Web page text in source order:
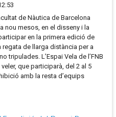
de Nàutica de Barcelona
nou mesos, en el disseny i la
en la primera edició de
regata de llarga distància per a
tripulades. L’Espai Vela de l’FNB
que participarà, del 2 al 5
amb la resta d’equips